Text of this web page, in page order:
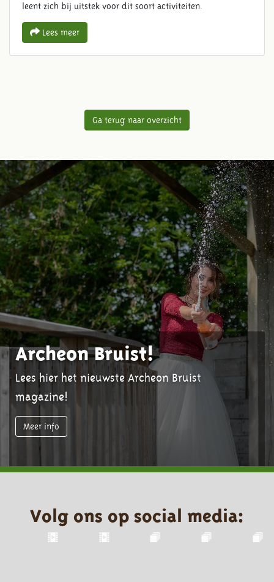
leent zich bij uitstek voor dit soort activiteiten.
Lees meer
Ga terug naar overzicht
Archeon Bruist!
Lees hier het nieuwste Archeon Bruist
magazine!
Meer info
Volg ons op social media: